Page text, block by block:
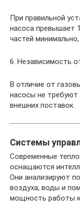
При правильной
насоса превышает
частей
6. Независимость
В отличие от
насосы не требуют
внешних поставок.
Системы
Современные
оснащаются
Они анализируют
воздуха, воды и
мощность работы